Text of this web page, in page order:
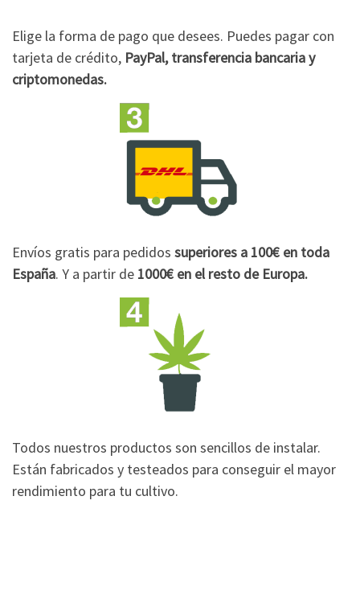
Elige la forma de pago que desees. Puedes pagar con
tarjeta de crédito, PayPal, transferencia bancaria y
criptomonedas.
Envíos gratis para pedidos superiores a 100€ en toda
España. Y a partir de 1000€ en el resto de Europa.
Todos nuestros productos son sencillos de instalar.
Están fabricados y testeados para conseguir el mayor
rendimiento para tu cultivo.